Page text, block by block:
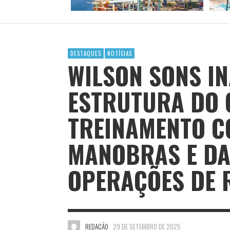
DESTAQUES NOTÍCIAS
WILSON SONS
ESTRUTURA DO
TREINAMENTO
MANOBRAS E
OPERAÇÕES DE
REDAÇÃO 29 DE SETEMBRO DE 2025